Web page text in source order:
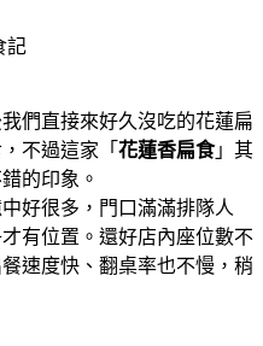
記
們直接來好久沒吃的花蓮扁
不過這家「 花蓮香扁食」其
的印象。
好很多，門口滿滿排隊人
有位置。還好店內座位數不
速度快、翻桌率也不慢，稍